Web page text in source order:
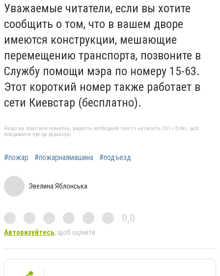
Уважаемые читатели, если вы хотите
сообщить о том, что в вашем дворе
имеются конструкции, мешающие
перемещению транспорта, позвоните в
Службу помощи мэра по номеру 15-63.
Этот короткий номер также работает в
сети Киевстар (бесплатно).
Якщо ви помітили помилку, виділіть необхідний текст і натисніть Ctrl + Enter, щоб
повідомити про це редакцію
#пожар #пожарнаямашина #подъезд
Эвелина Яблонська
0,0
Авторизуйтесь, щоб оцінити